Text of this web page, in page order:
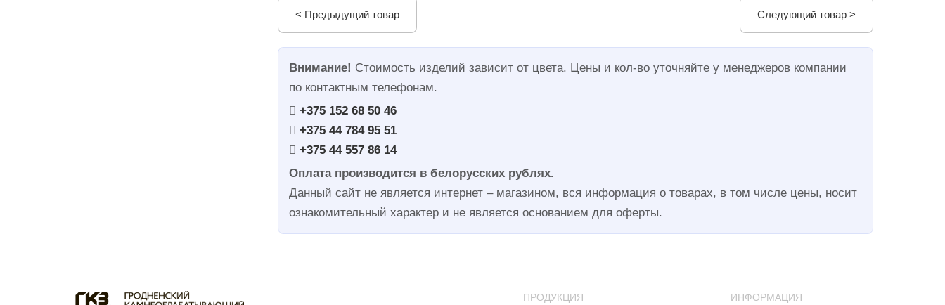
< Предыдущий товар Следующий товар >
Внимание! Стоимость изделий зависит от цвета. Цены и кол-во уточняйте у менеджеров компании
по контактным телефонам.
+375 152 68 50 46
+375 44 784 95 51
+375 44 557 86 14
Оплата производится в белорусских рублях.
Данный сайт не является интернет – магазином, вся информация о товарах, в том числе цены, носит
ознакомительный характер и не является основанием для оферты.
ПРОДУКЦИЯ ИНФОРМАЦИЯ